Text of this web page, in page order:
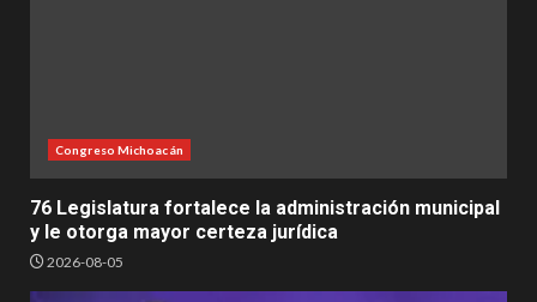
Congreso Michoacán
76 Legislatura fortalece la administración municipal
y le otorga mayor certeza jurídica
2026-08-05